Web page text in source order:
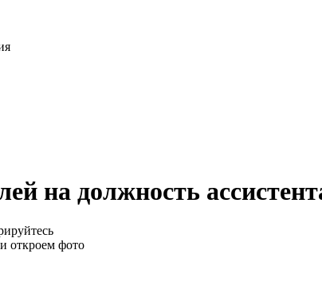
на должность
откроем фото